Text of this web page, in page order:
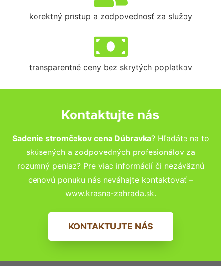
korektný prístup a zodpovednosť za služby
transparentné ceny bez skrytých poplatkov
Kontaktujte nás
Sadenie stromčekov cena Dúbravka? Hľadáte na to
skúsených a zodpovedných profesionálov za
rozumný peniaz? Pre viac informácií či nezáväznú
cenovú ponuku nás neváhajte kontaktovať –
www.krasna-zahrada.sk.
KONTAKTUJTE NÁS